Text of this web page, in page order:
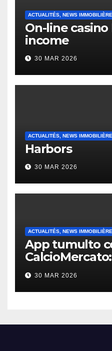
ACTUALITÉS, NEWS
On-line
income
30 MAR 2026
ACTUALITÉS, NEWS
Harbors
30 MAR 2026
ACTUALITÉS, NEWS
App tumulto
CalcioMercato:
2026
30 MAR 2026